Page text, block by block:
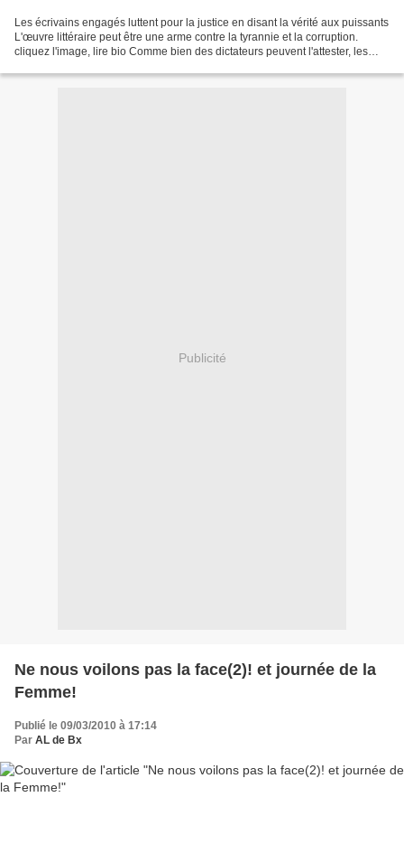
Les écrivains engagés luttent pour la justice en disant la vérité aux puissants
L'œuvre littéraire peut être une arme contre la tyrannie et la corruption.
cliquez l'image, lire bio Comme bien des dictateurs peuvent l'attester, les
Publicité
Ne nous voilons pas la face(2)! et journée de la
Femme!
Publié le 09/03/2010 à 17:14
Par AL de Bx